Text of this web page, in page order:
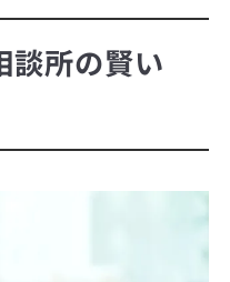
談所の賢い